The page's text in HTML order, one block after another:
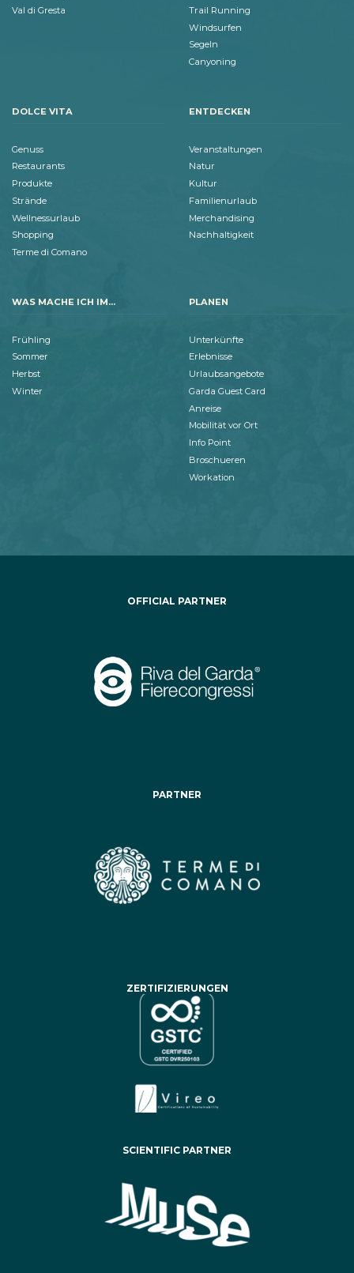
Val di Gresta
Trail Running
Windsurfen
Segeln
Canyoning
DOLCE VITA
Genuss
Restaurants
Produkte
Strände
Wellnessurlaub
Shopping
Terme di Comano
ENTDECKEN
Veranstaltungen
Natur
Kultur
Familienurlaub
Merchandising
Nachhaltigkeit
WAS MACHE ICH IM...
Frühling
Sommer
Herbst
Winter
PLANEN
Unterkünfte
Erlebnisse
Urlaubsangebote
Garda Guest Card
Anreise
Mobilität vor Ort
Info Point
Broschueren
Workation
OFFICIAL PARTNER
PARTNER
ZERTIFIZIERUNGEN
SCIENTIFIC PARTNER